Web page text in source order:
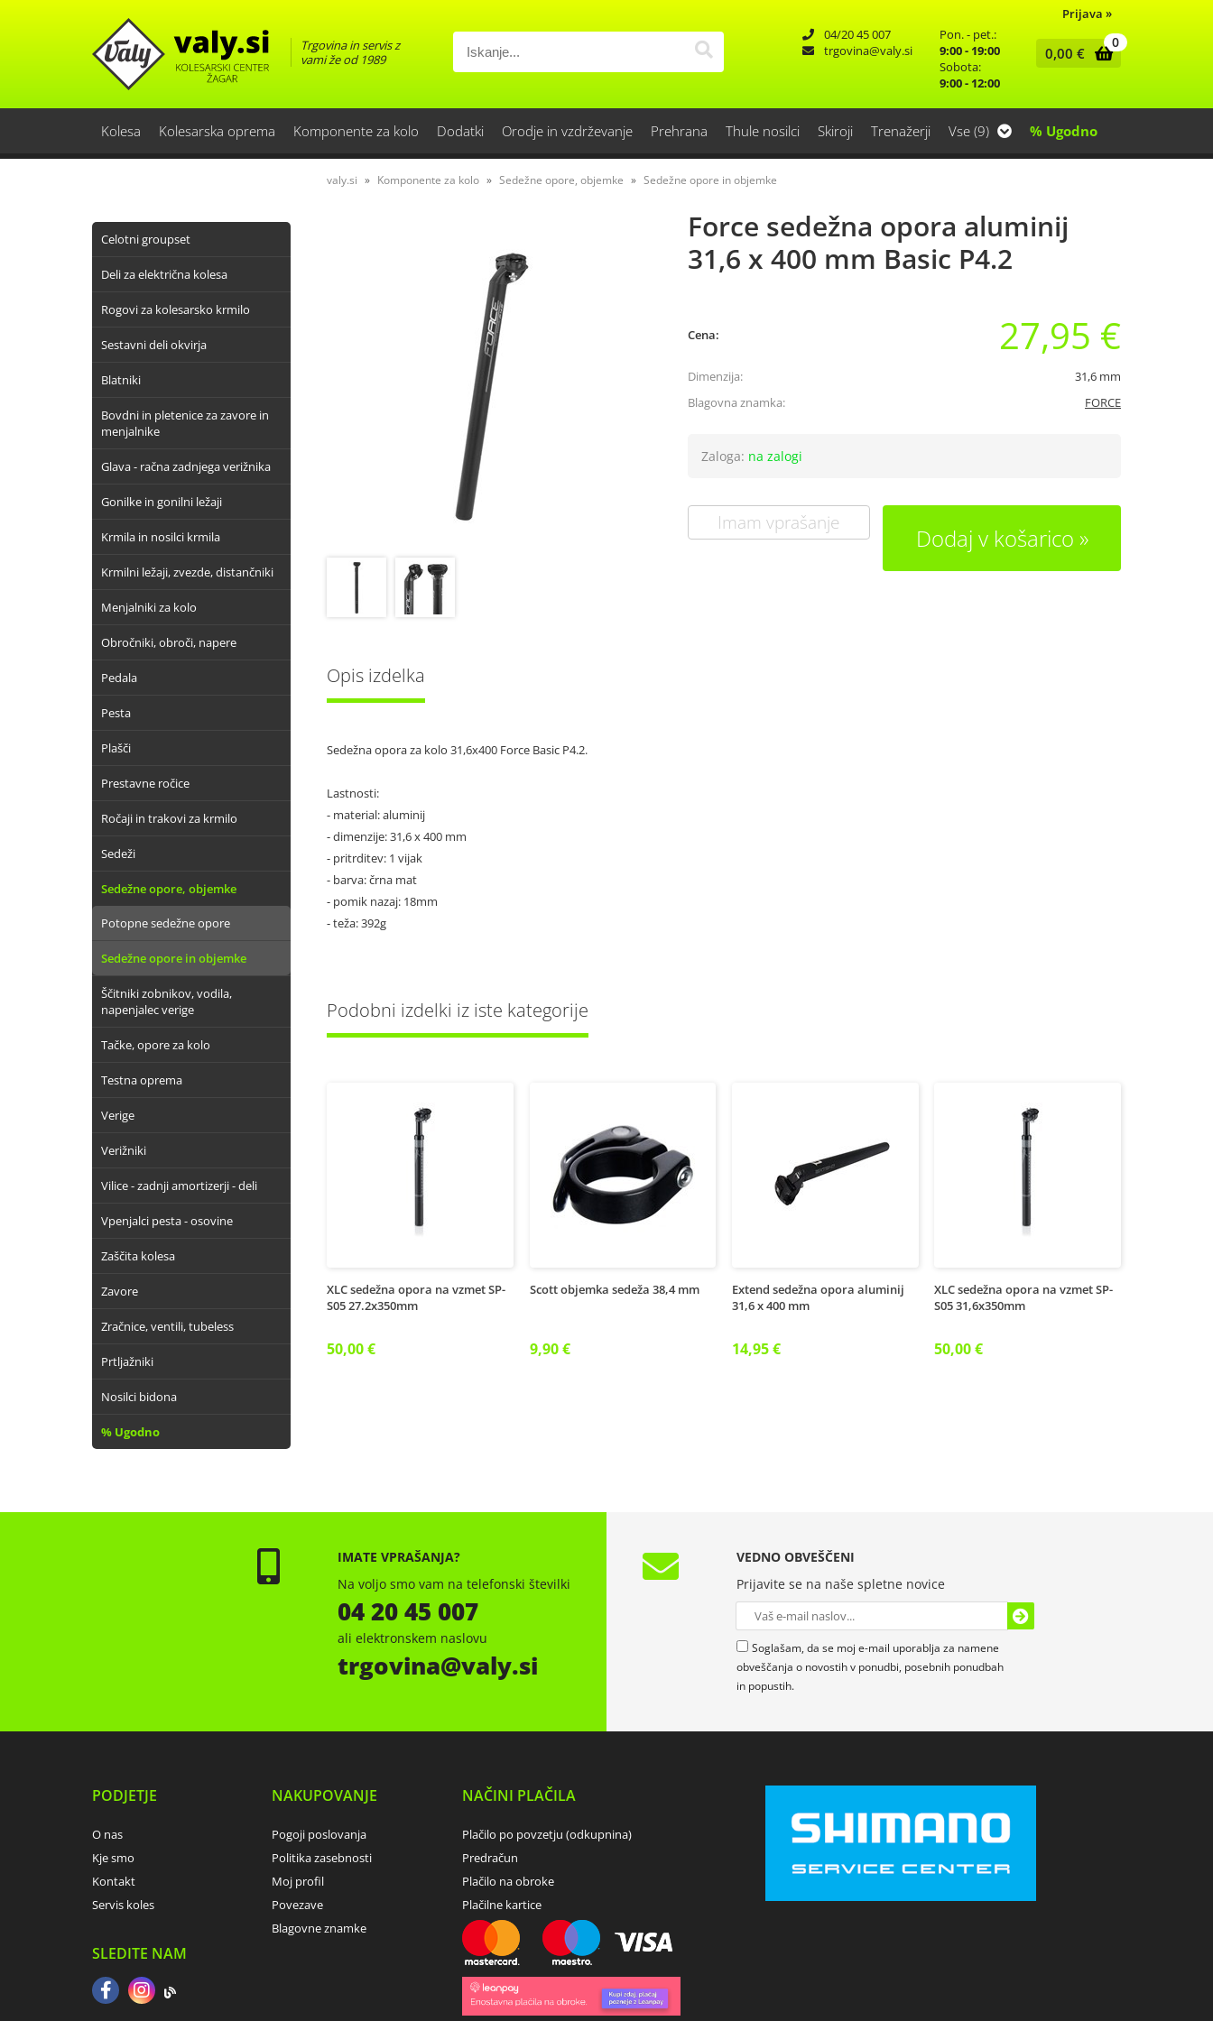
Prijava »
Trgovina in servis z
vami že od 1989
04/20 45 007
trgovina
valy.si
Pon. - pet.:
9:00 - 19:00
Sobota:
9:00 - 12:00
0
0,00 €
Kolesa Kolesarska oprema Komponente za kolo Dodatki Orodje in vzdrževanje Prehrana Thule nosilci Skiroji Trenažerji Vse (9) % Ugodno
Celotni groupset
Deli za električna kolesa
Rogovi za kolesarsko krmilo
Sestavni deli okvirja
Blatniki
Bovdni in pletenice za zavore in
menjalnike
Glava - račna zadnjega verižnika
Gonilke in gonilni ležaji
Krmila in nosilci krmila
Krmilni ležaji, zvezde, distančniki
Menjalniki za kolo
Obročniki, obroči, napere
Pedala
Pesta
Plašči
Prestavne ročice
Ročaji in trakovi za krmilo
Sedeži
Sedežne opore, objemke
Potopne sedežne opore
Sedežne opore in objemke
Ščitniki zobnikov, vodila,
napenjalec verige
Tačke, opore za kolo
Testna oprema
Verige
Verižniki
Vilice - zadnji amortizerji - deli
Vpenjalci pesta - osovine
Zaščita kolesa
Zavore
Zračnice, ventili, tubeless
Prtljažniki
Nosilci bidona
% Ugodno
valy.si Komponente za kolo Sedežne opore, objemke Sedežne opore in objemke
Force sedežna opora aluminij
31,6 x 400 mm Basic P4.2
Cena: 27,95 €
Dimenzija:
31,6 mm
Blagovna znamka:
FORCE
Zaloga: na zalogi
Imam vprašanje
Dodaj v košarico
Opis izdelka
Sedežna opora za kolo 31,6x400 Force Basic P4.2.
Lastnosti:
- material: aluminij
- dimenzije: 31,6 x 400 mm
- pritrditev: 1 vijak
- barva: črna mat
- pomik nazaj: 18mm
- teža: 392g
Podobni izdelki iz iste kategorije
XLC sedežna opora na vzmet SP-
S05 27.2x350mm
50,00 €
Scott objemka sedeža 38,4 mm
9,90 €
Extend sedežna opora aluminij
31,6 x 400 mm
14,95 €
XLC sedežna opora na vzmet SP-
S05 31,6x350mm
50,00 €
IMATE VPRAŠANJA?
Na voljo smo vam na telefonski številki
04 20 45 007
ali elektronskem naslovu
trgovina valy.si
VEDNO OBVEŠČENI
Prijavite se na naše spletne novice
Soglašam, da se moj e-mail uporablja za namene
obveščanja o novostih v ponudbi, posebnih ponudbah
in popustih.
PODJETJE
O nas
Kje smo
Kontakt
Servis koles
SLEDITE NAM
NAKUPOVANJE
Pogoji poslovanja
Politika zasebnosti
Moj profil
Povezave
Blagovne znamke
NAČINI PLAČILA
Plačilo po povzetju (odkupnina)
Predračun
Plačilo na obroke
Plačilne kartice